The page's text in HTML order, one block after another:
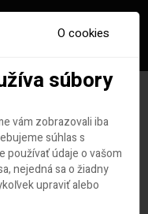
a jeho
mestá
O cookies
súbory
vám zobrazovali iba
súhlas s
používať údaje o vašom
nejedná sa o žiadny
upraviť alebo